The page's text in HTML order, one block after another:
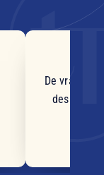
De vrais
des